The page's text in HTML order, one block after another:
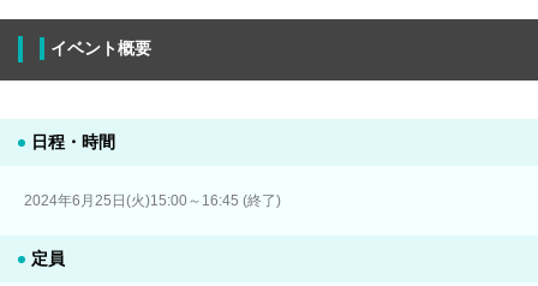
イベント概要
日程・時間
2024年6月25日(火)15:00～16:45 (終了)
定員